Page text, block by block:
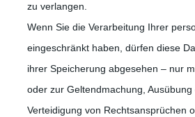
zu verlangen.
Wenn Sie die Verarbeitung Ihrer
eingeschränkt haben, dürfen diese
ihrer Speicherung abgesehen – nur
oder zur Geltendmachung, Ausübung
Verteidigung von Rechtsansprüchen